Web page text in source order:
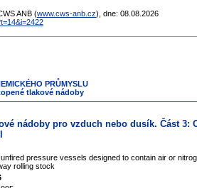
ANB (www.cws-anb.cz), dne: 08.08.2026
PRŮMYSLU
tlakové nádoby
nádoby pro vzduch nebo dusík. Část
unfired pressure vessels designed to contain air or
rolling stock